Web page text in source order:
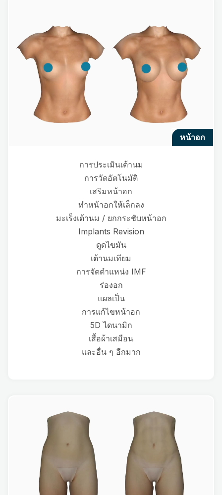
หน้าอก
การประเมินเต้านม
การวัดอัตโนมัติ
เสริมหน้าอก
ทำหน้าอกให้เล็กลง
มะเร็งเต้านม / ยกกระชับหน้าอก
Implants Revision
ดูดไขมัน
เต้านมเทียม
การจัดตำแหน่ง IMF
ร่องอก
แผลเป็น
การแก้ไขหน้าอก
5D ไดนามิก
เสื้อผ้าเสมือน
และอื่น ๆ อีกมาก